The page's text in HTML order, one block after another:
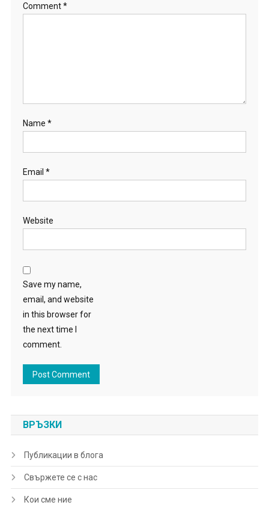
Comment*
Name *
Email *
Website
Save my name,
email, and website
in this browser for
the next time I
comment.
ВРЪЗКИ
Публикации в блога
Свържете се с нас
Кои сме ние